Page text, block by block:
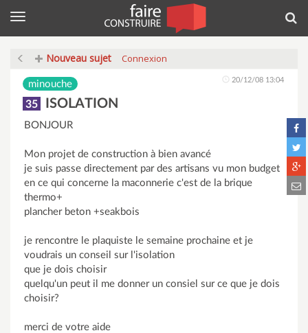
Menu
Nouveau sujet Connexion
minouche 20/12/08 13:04
35 ISOLATION
BONJOUR
Mon projet de construction à bien avancé
je suis passe directement par des artisans vu mon budget
en ce qui concerne la maconnerie c'est de la brique
thermo+
plancher beton +seakbois
je rencontre le plaquiste le semaine prochaine et je
voudrais un conseil sur l'isolation
que je dois choisir
quelqu'un peut il me donner un consiel sur ce que je dois
choisir?
merci de votre aide